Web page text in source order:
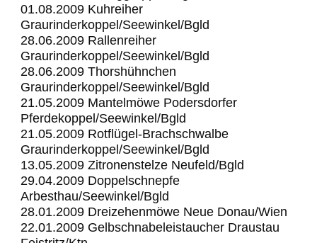
01.08.2009 Kuhreiher
Graurinderkoppel/Seewinkel/Bgld
28.06.2009 Rallenreiher
Graurinderkoppel/Seewinkel/Bgld
28.06.2009 Thorshühnchen
Graurinderkoppel/Seewinkel/Bgld
21.05.2009 Mantelmöwe Podersdorfer
Pferdekoppel/Seewinkel/Bgld
21.05.2009 Rotflügel-Brachschwalbe
Graurinderkoppel/Seewinkel/Bgld
13.05.2009 Zitronenstelze Neufeld/Bgld
29.04.2009 Doppelschnepfe
Arbesthau/Seewinkel/Bgld
28.01.2009 Dreizehenmöwe Neue Donau/Wien
22.01.2009 Gelbschnabeleistaucher Draustau